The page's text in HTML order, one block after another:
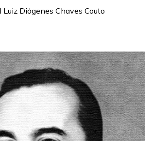
Diógenes Chaves Couto